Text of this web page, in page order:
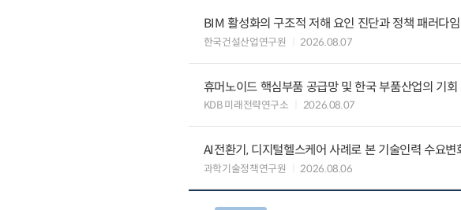
BIM 활성화의 구조적 저해 요인 진단과 정책 패러다
한국건설산업연구원 2026.08.07
휴머노이드 핵심부품 공급망 및 한국 부품산업의 기회
KDB 미래전략연구소 2026.08.07
AI전환기, 디지털헬스케어 사례로 본 기술인력 수요
과학기술정책연구원 2026.08.06